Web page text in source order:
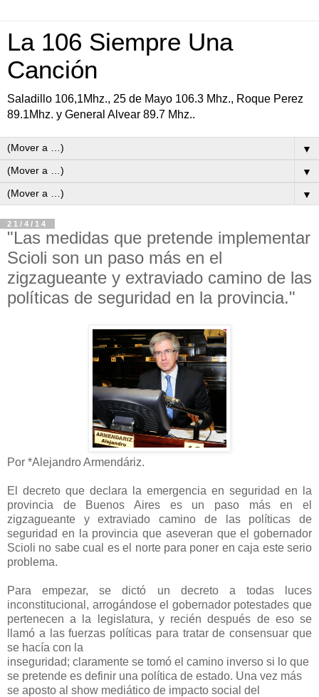
La 106 Siempre Una
Canción
Saladillo 106,1Mhz., 25 de Mayo 106.3 Mhz., Roque Perez
89.1Mhz. y General Alvear 89.7 Mhz..
▼
▼
▼
21/4/14
"Las medidas que pretende implementar
Scioli son un paso más en el
zigzagueante y extraviado camino de las
políticas de seguridad en la provincia."
Por *Alejandro Armendáriz.
El decreto que declara la emergencia en seguridad en la
provincia de Buenos Aires es un paso más en el
zigzagueante y extraviado camino de las políticas de
seguridad en la provincia que aseveran que el gobernador
Scioli no sabe cual es el norte para poner en caja este serio
problema.
Para empezar, se dictó un decreto a todas luces
inconstitucional, arrogándose el gobernador potestades que
pertenecen a la legislatura, y recién después de eso se
llamó a las fuerzas políticas para tratar de consensuar que
se hacía con la
inseguridad; claramente se tomó el camino inverso si lo que
se pretende es definir una política de estado. Una vez más
se aposto al show mediático de impacto social del